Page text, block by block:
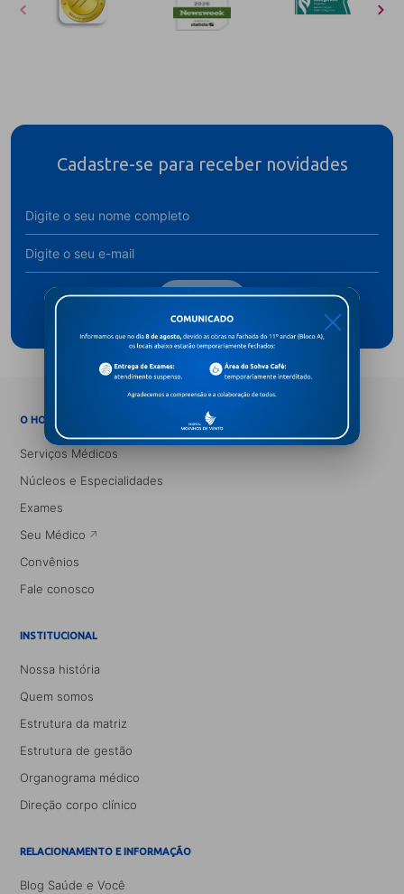
Cadastre-se para receber novidades
Assine
O HOSPITAL
Serviços Médicos
Núcleos e Especialidades
Exames
Seu Médico
Convênios
Fale conosco
INSTITUCIONAL
Nossa história
Quem somos
Estrutura da matriz
Estrutura de gestão
Organograma médico
Direção corpo clínico
RELACIONAMENTO E INFORMAÇÃO
Blog Saúde e Você
X